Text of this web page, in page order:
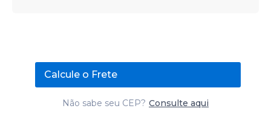
Calcule o Frete
Não sabe seu CEP? Consulte aqui